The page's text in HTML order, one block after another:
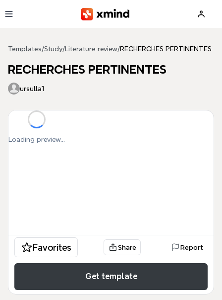
Templates/Study/ Literature review/RECHERCHES PERTINENTES
RECHERCHES PERTINENTES
ursulla1
Loading preview...
Favorites Share Report
Get template